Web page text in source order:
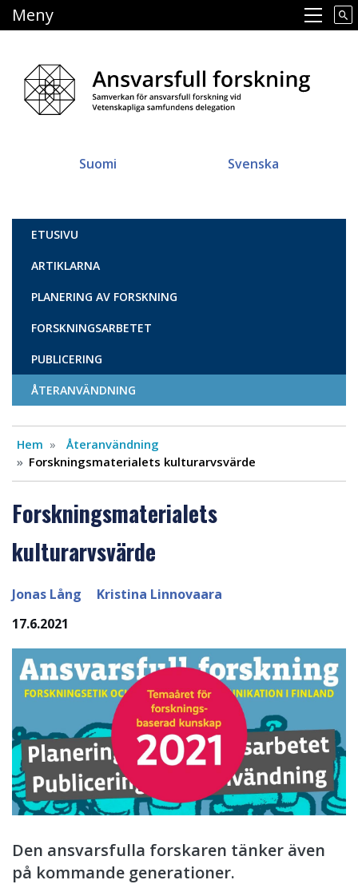
till
Main navigation
Meny
Suomi Svenska
Vastuullinen tiede
ETUSIVU
ARTIKLARNA
PLANERING AV FORSKNING
FORSKNINGSARBETET
PUBLICERING
ÅTERANVÄNDNING
Hem
Återanvändning
Forskningsmaterialets kulturarvsvärde
Forskningsmaterialets
kulturarvsvärde
Jonas Lång
Kristina Linnovaara
17.6.2021
Den ansvarsfulla forskaren tänker även
på kommande generationer.